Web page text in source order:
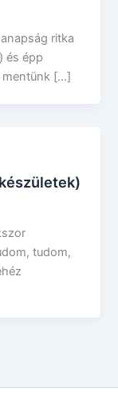
ritka
és épp
mentünk […]
tudom,